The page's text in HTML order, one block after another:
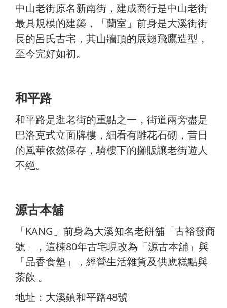
中山老街原名新南街，建成商行是中山老街
最具規模的建築，「蘭室」前身是大溪街街
長的呂氏古宅，其山牆頂的展翅飛鷹造型，
至今完好如初。
和平路
和平路是逛老街的重點之一，街道兩旁盡是
巴洛克式立面牌樓，細看有雕花石砌，昔日
的風華依然保存，騎樓下的攤販讓老街遊人
不絶。
源古本舖
「KANG」前身為大溪知名老餅舖「古裕發商
號」，這棟80年古宅現改為「源古本舖」與
「品香食塾」，經營生活雜貨及供應糕點與
茶飲 。
地址：大溪鎮和平路48號